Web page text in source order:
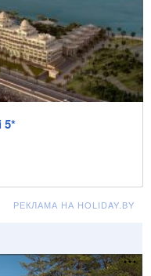
5*
РЕКЛАМА НА HOLIDAY.BY